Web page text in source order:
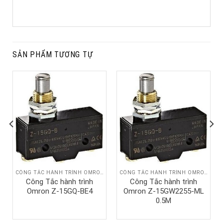
SẢN PHẨM TƯƠNG TỰ
Công Tắc hành trình
Omron Z-15GQ-BE4
Công Tắc hành trình
Omron Z-15GW2255-ML
0.5M